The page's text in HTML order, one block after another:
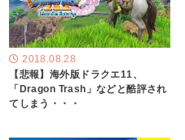
2018.08.28
【悲報】海外版ドラクエ11、
「Dragon Trash」などと酷評され
てしまう・・・